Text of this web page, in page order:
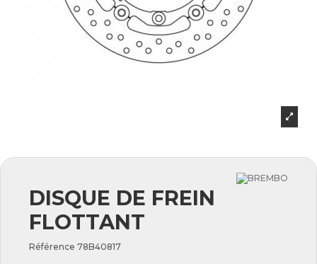
DISQUE DE FREIN
FLOTTANT
Référence 78B40817